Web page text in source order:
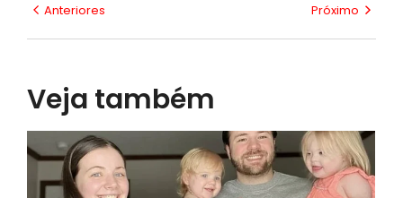
Anteriores Próximo
Veja também